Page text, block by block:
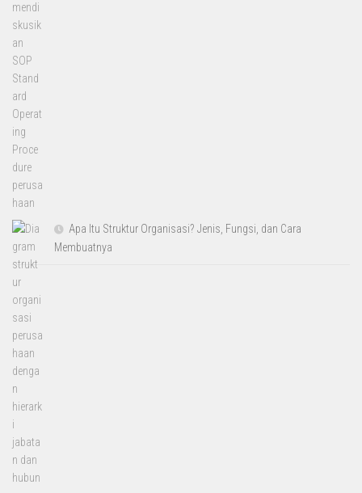
Apa Itu Struktur Organisasi? Jenis, Fungsi, dan Cara
Membuatnya